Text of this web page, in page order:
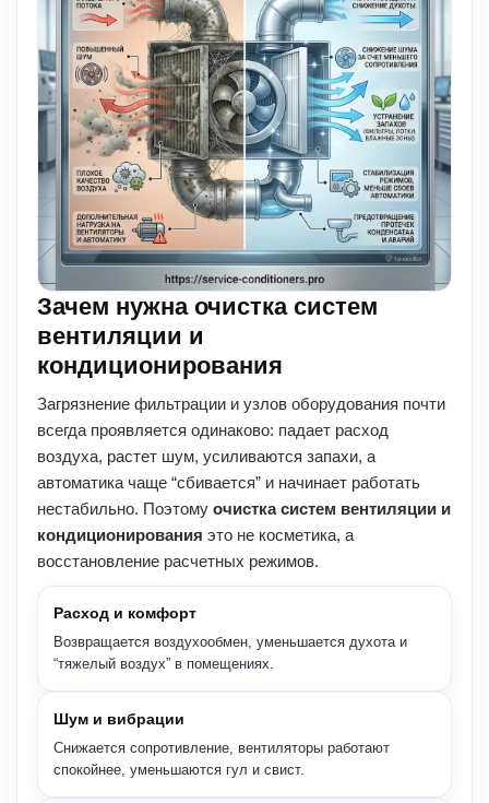
Зачем нужна очистка систем
вентиляции и
кондиционирования
Загрязнение фильтрации и узлов оборудования почти
всегда проявляется одинаково: падает расход
воздуха, растет шум, усиливаются запахи, а
автоматика чаще “сбивается” и начинает работать
нестабильно. Поэтому очистка систем вентиляции и
кондиционирования это не косметика, а
восстановление расчетных режимов.
Расход и комфорт
Возвращается воздухообмен, уменьшается духота и
“тяжелый воздух” в помещениях.
Шум и вибрации
Снижается сопротивление, вентиляторы работают
спокойнее, уменьшаются гул и свист.